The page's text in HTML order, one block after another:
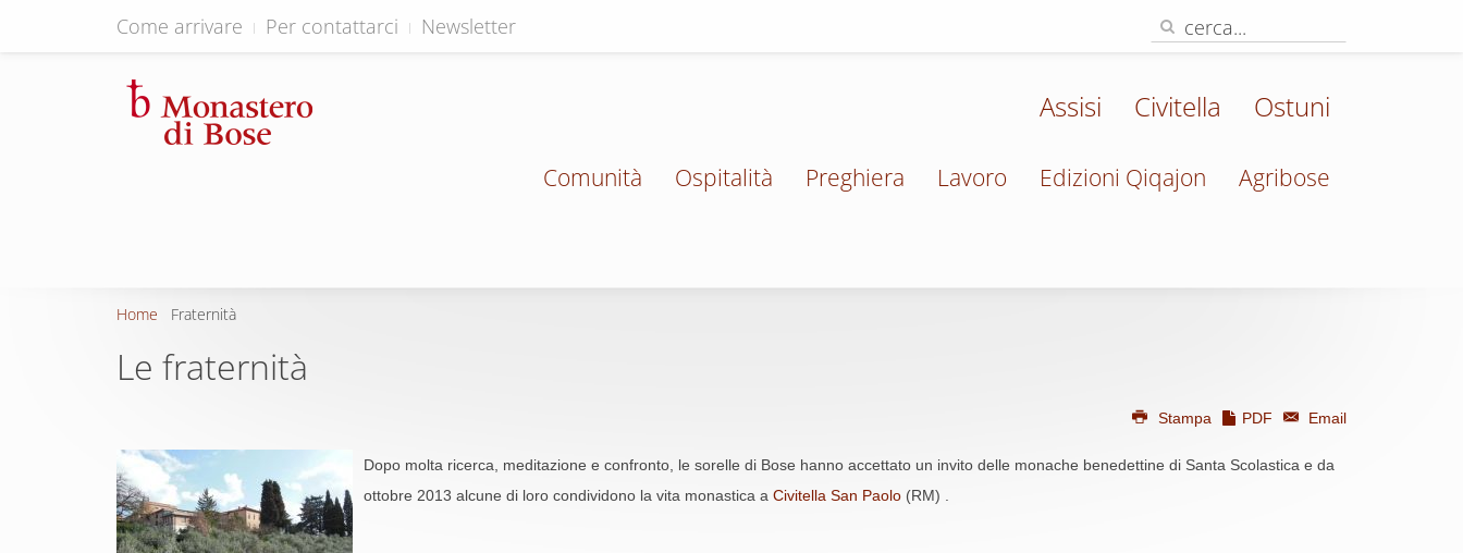
Come arrivare Per contattarci Newsletter
Assisi Civitella Ostuni
Comunità Ospitalità Preghiera Lavoro Edizioni Qiqajon Agribose
Home Fraternità
Le fraternità
Stampa PDF Email
Dopo molta ricerca, meditazione e confronto, le sorelle di Bose hanno accettato un invito delle monache benedettine di Santa Scolastica e da
ottobre 2013 alcune di loro condividono la vita monastica a Civitella San Paolo (RM) .